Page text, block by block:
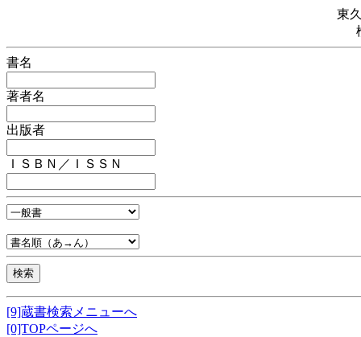
東
書名
著者名
出版者
ＩＳＢＮ／ＩＳＳＮ
[9]蔵書検索メニューへ
[0]TOPページへ